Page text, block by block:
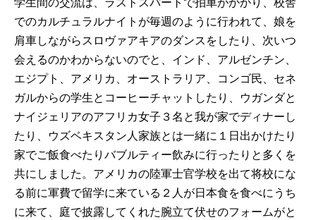
でのカルチュラルナイトが毎週のように行われて、娘を
肩車しながらスロヴァアキアのダンスをしたり、次いつ
会えるのかわからないのでと、インド、アルゼンチン、
エジプト、アメリカ、オーストラリア、コンゴ民、セネ
ガルからの学生とコーヒーチャットしたり、ウガンダと
ナイジェリアのアフリカ女子３名と我が家でディナーし
たり、ウズベキスタン人家族とは一緒に１日出かけたり
家でご飯食べたりバブルティー飲みに行ったりと多くを
共にしました。アメリカの陸軍士官学校を出て将校にな
る前に軍費で留学に来ている２人が日本食を食べにうち
に来て、庭で披露してくれた腕立て伏せのフォームがと